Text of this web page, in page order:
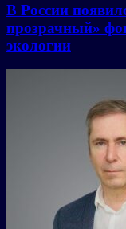
В России
прозрачный»
экологии